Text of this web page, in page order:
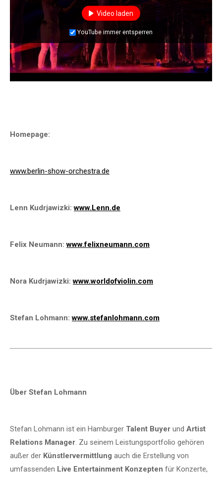
Video laden
YouTube immer entsperren
Homepage:
www.berlin-show-orchestra.de
Lenn Kudrjawizki:www.Lenn.de
Felix Neumann:www.felixneumann.com
Nora Kudrjawizki:www.worldofviolin.com
Stefan Lohmann:www.stefanlohmann.com
Über Stefan Lohmann
Stefan Lohmann ist ein Hamburger Talent Buyer und Artist
Relations Manager. Zu seinem Leistungsportfolio gehören
außer der Künstlervermittlung auch die Erstellung von
umfassenden Live Entertainment Konzepten für Konzerte,